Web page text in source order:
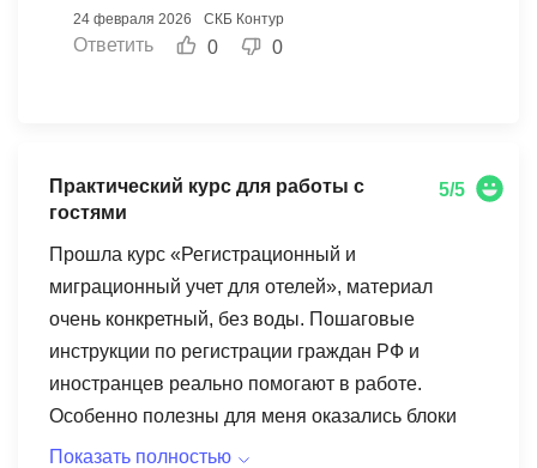
продолжать работать над качеством наших
24 февраля 2026 СКБ Контур
Ответить 0 0
Практический курс для работы с
гостями
5/5
Прошла курс «Регистрационный и
миграционный учет для отелей», материал
очень конкретный, без воды. Пошаговые
инструкции по регистрации граждан РФ и
иностранцев реально помогают в работе.
Особенно полезны для меня оказались блоки
про сроки, документы и штрафы. После курса
Показать полностью